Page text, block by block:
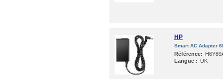
HP
Smart AC Adapter
Référence:
Langue : UK